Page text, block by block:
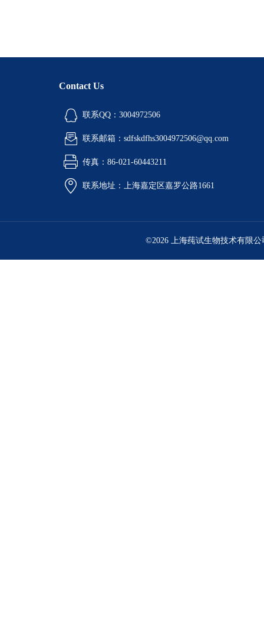
Contact Us
联系QQ：3004972506
联系邮箱：sdfskdfhs3004972506@qq.com
传真：86-021-60443211
联系地址：上海嘉定区嘉罗公路1661
©2026 上海莼试生物技术有限